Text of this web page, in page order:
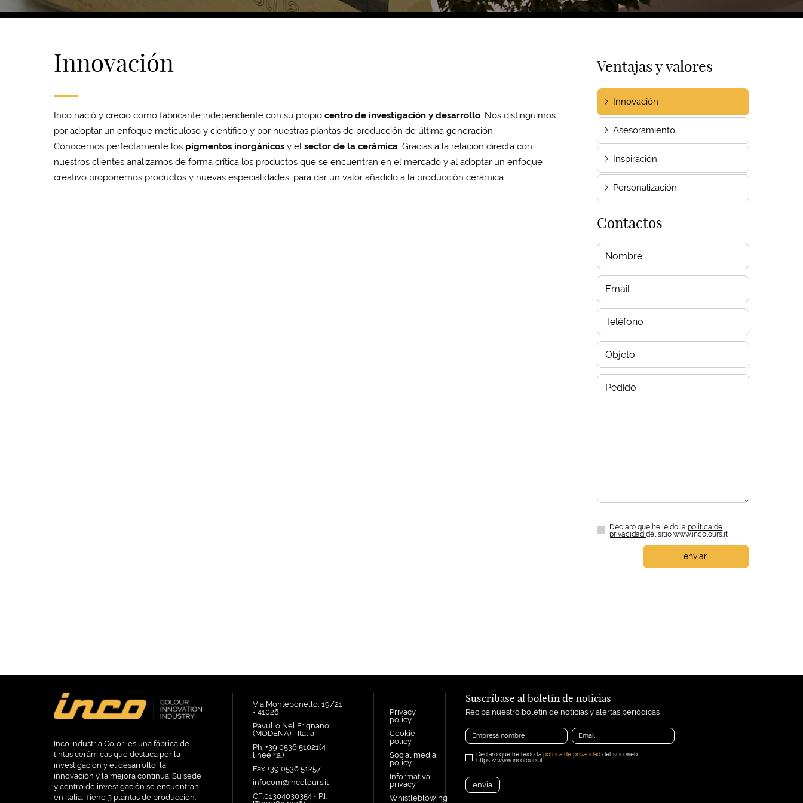
Innovación
Inco nació y creció como fabricante independiente con su propio centro de investigación y desarrollo. Nos distinguimos
por adoptar un enfoque meticuloso y científico y por nuestras plantas de producción de última generación.
Conocemos perfectamente los pigmentos inorgánicosy el sector de la cerámica. Gracias a la relación directa con
nuestros clientes analizamos de forma crítica los productos que se encuentran en el mercado y al adoptar un enfoque
creativo proponemos productos y nuevas especialidades, para dar un valor añadido a la producción cerámica.
Ventajas y valores
Innovación
Asesoramiento
Inspiración
Personalización
Contactos
Declaro que he leído lapolítica de
privacidaddel sitio www.incolours.it
enviar
Inco Industria Colori es una fábrica de
tintas cerámicas que destaca por la
investigación y el desarrollo, la
innovación y la mejora continua. Su sede
y centro de investigación se encuentran
en Italia. Tiene 3 plantas de producción:
Via Montebonello, 19/21
• 41026
Pavullo Nel Frignano
(MODENA) - Italia
Ph. +39 0536 51021(4
linee r.a.)
Fax +39 0536 51257
infocom@incolours.it
CF:01304030354 • P.I.
Privacy
policy
Cookie
policy
Social media
policy
Informativa
privacy
Whistleblowing
Suscríbase al boletín de noticias
Reciba nuestro boletín de noticias y alertas periódicas
Declaro que he leído la politica de privacidaddel sitio web
https://www.incolours.it